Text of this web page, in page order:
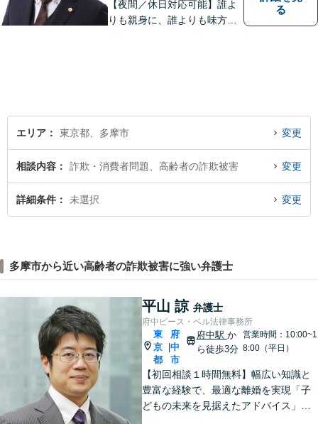
【夜間／休日対応可能】誰よ
りも親身に、誰よりも味方で
おります。
る
エリア 東京都、多摩市 変更
相談内容 詐欺・消費者問題、高齢者の詐欺被害 変更
詳細条件 未選択 変更
多摩市から近い高齢者の詐欺被害に強い弁護士
平山 諒 弁護士
府中ピース・ベル法律事務所
東
京
都
府
中
市
府中駅 か
ら徒歩3分
営業時間：10:00~1
8:00（平日）
【初回相談１時間無料】幅広い知識と
豊富な経験で、最適な離婚を実現「子
どもの未来を見据えたアドバイス」